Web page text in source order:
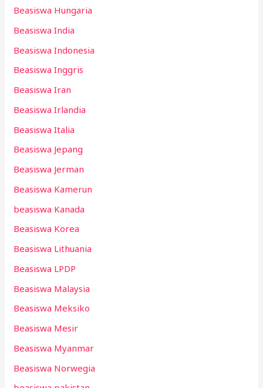
Beasiswa Hungaria
Beasiswa India
Beasiswa Indonesia
Beasiswa Inggris
Beasiswa Iran
Beasiswa Irlandia
Beasiswa Italia
Beasiswa Jepang
Beasiswa Jerman
Beasiswa Kamerun
beasiswa Kanada
Beasiswa Korea
Beasiswa Lithuania
Beasiswa LPDP
Beasiswa Malaysia
Beasiswa Meksiko
Beasiswa Mesir
Beasiswa Myanmar
Beasiswa Norwegia